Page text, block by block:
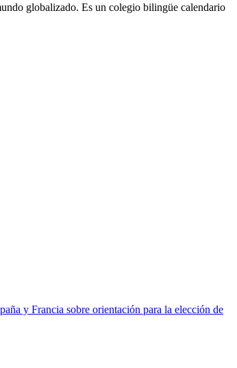
globalizado. Es un colegio bilingüe calendario
y Francia sobre orientación para la elección de